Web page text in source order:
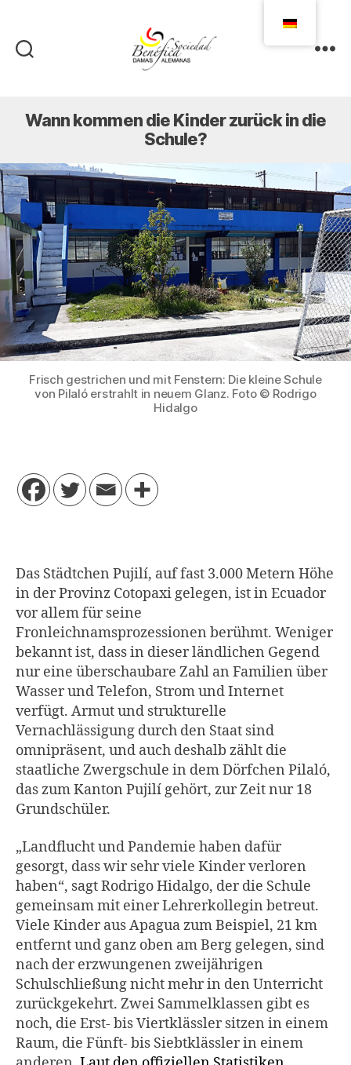
Ecuador
Wann kommen die Kinder zurück in die
Schule?
Frisch gestrichen und mit Fenstern: Die kleine Schule
von Pilaló erstrahlt in neuem Glanz. Foto © Rodrigo
Hidalgo
Das Städtchen Pujilí, auf fast 3.000 Metern Höhe
in der Provinz Cotopaxi gelegen, ist in Ecuador
vor allem für seine
Fronleichnamsprozessionen berühmt. Weniger
bekannt ist, dass in dieser ländlichen Gegend
nur eine überschaubare Zahl an Familien über
Wasser und Telefon, Strom und Internet
verfügt. Armut und strukturelle
Vernachlässigung durch den Staat sind
omnipräsent, und auch deshalb zählt die
staatliche Zwergschule in dem Dörfchen Pilaló,
das zum Kanton Pujilí gehört, zur Zeit nur 18
Grundschüler.
„Landflucht und Pandemie haben dafür
gesorgt, dass wir sehr viele Kinder verloren
haben“, sagt Rodrigo Hidalgo, der die Schule
gemeinsam mit einer Lehrerkollegin betreut.
Viele Kinder aus Apagua zum Beispiel, 21 km
entfernt und ganz oben am Berg gelegen, sind
nach der erzwungenen zweijährigen
Schulschließung nicht mehr in den Unterricht
zurückgekehrt. Zwei Sammelklassen gibt es
noch, die Erst- bis Viertklässler sitzen in einem
Raum, die Fünft- bis Siebtklässler in einem